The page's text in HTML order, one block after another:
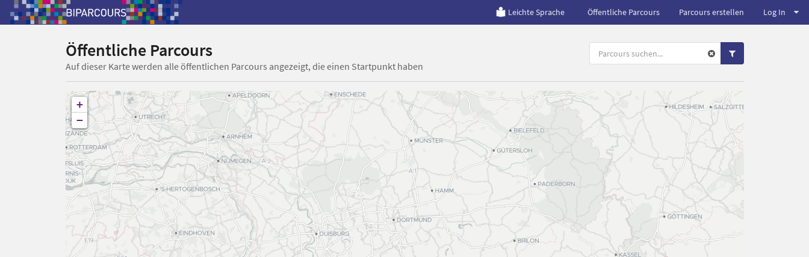
Leichte Sprache Öffentliche Parcours Parcours erstellen Log In
Öffentliche Parcours
Auf dieser Karte werden alle öffentlichen Parcours angezeigt, die einen Startpunkt haben
+
−